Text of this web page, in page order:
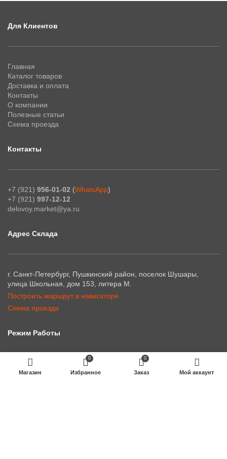
Для Клиентов
Главная
Каталог товаров
Доставка и оплата
Контакты
О компании
Полезные статьи
Схема проезда
Контакты
+7 (921) 956-01-02 (WhatsApp)
+7 (921) 997-12-12
delovoy.market@ya.ru
Адрес Склада
г. Санкт-Петербург, Пушкинский район, поселок Шушары,
улица Школьная, дом 153, литера М.
Построить маршрут в навигаторе
Схема проезда
Режим Работы
Понедельник - Пятница:
Магазин
0
Избранное
0
Заказ Мой аккаунт